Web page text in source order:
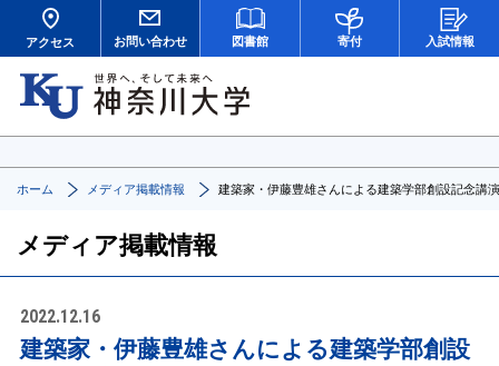
アクセス お問い合わせ 図書館 寄付 入試情報
ホーム メディア掲載情報 建築家・伊藤豊雄さんによる建築学部創設記念講
メディア掲載情報
2022.12.16
建築家・伊藤豊雄さんによる建築学部創設